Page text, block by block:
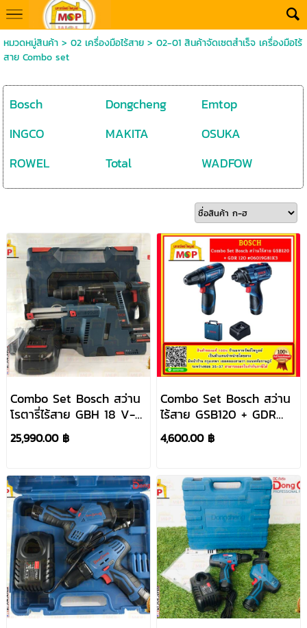
หมวดหมู่สินค้า> 02 เครื่องมือไร้สาย> 02-01 สินค้าจัดเซตสำเร็จ เครื่องมือไร้
สาย Combo set
Bosch Dongcheng
Emtop
INGCO
MAKITA
OSUKA
ROWEL
Total WADFOW
Combo Set Bosch สว่าน
โรตารี่ไร้สาย GBH 18 V-
26F+GDE18V-16FC+L
Box BL #0611910004
25,990.00 ฿
Combo Set Bosch สว่าน
ไร้สาย GSB120 + GDR
120 #06019G81K3
4,600.00 ฿